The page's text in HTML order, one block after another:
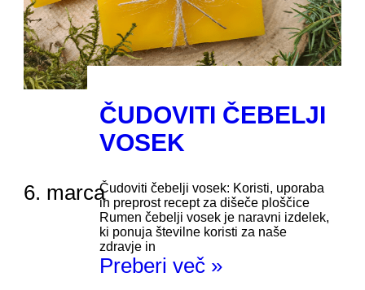
ČUDOVITI ČEBELJI
VOSEK
6. marcaČudoviti čebelji vosek: Koristi, uporaba
in preprost recept za dišeče ploščice
Rumen čebelji vosek je naravni izdelek,
ki ponuja številne koristi za naše
zdravje in
Preberi več »